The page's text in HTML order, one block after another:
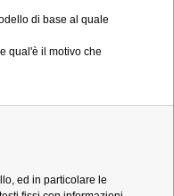
di base al quale
qual'è il motivo che
ed in particolare le